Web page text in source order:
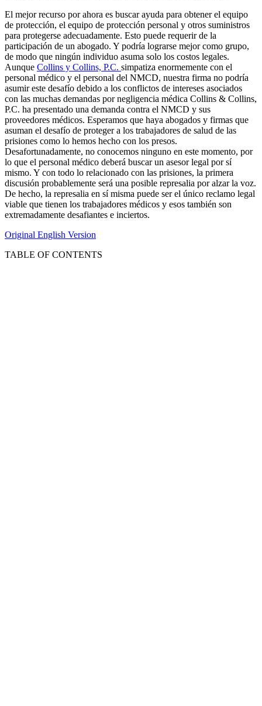
El mejor recurso por ahora es buscar ayuda para obtener el equipo
de protección, el equipo de protección personal y otros suministros
para protegerse adecuadamente. Esto puede requerir de la
participación de un abogado. Y podría lograrse mejor como grupo,
de modo que ningún individuo asuma solo los costos legales.
Aunque Collins y Collins, P.C. simpatiza enormemente con el
personal médico y el personal del NMCD, nuestra firma no podría
asumir este desafío debido a los conflictos de intereses asociados
con las muchas demandas por negligencia médica Collins & Collins,
P.C. ha presentado una demanda contra el NMCD y sus
proveedores médicos. Esperamos que haya abogados y firmas que
asuman el desafío de proteger a los trabajadores de salud de las
prisiones como lo hemos hecho con los presos.
Desafortunadamente, no conocemos ninguno en este momento, por
lo que el personal médico deberá buscar un asesor legal por sí
mismo. Y con todo lo relacionado con las prisiones, la primera
discusión probablemente será una posible represalia por alzar la voz.
De hecho, la represalia en sí misma puede ser el único reclamo legal
viable que tienen los trabajadores médicos y esos también son
extremadamente desafiantes e inciertos.
Original English Version
TABLE OF CONTENTS